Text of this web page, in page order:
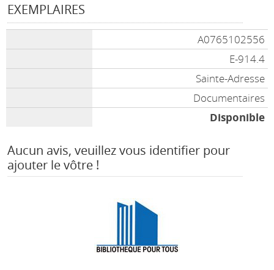
EXEMPLAIRES
A0765102556
E-914.4
Sainte-Adresse
Documentaires
Disponible
Aucun avis, veuillez vous identifier pour
ajouter le vôtre !